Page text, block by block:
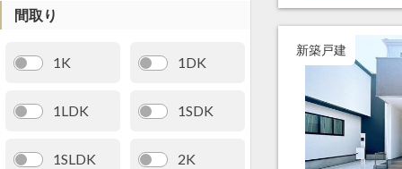
間取り
1K 1DK
1LDK 1SDK
1SLDK 2K
新築戸建